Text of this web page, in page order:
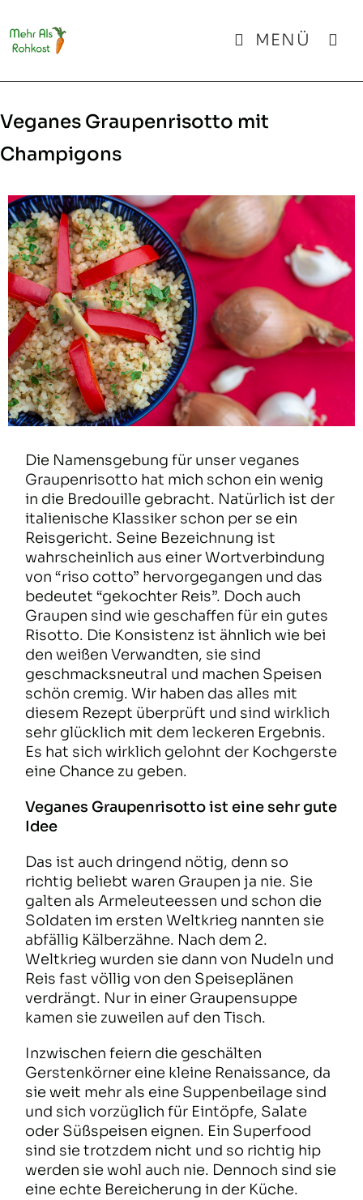
Inhalt
springen
MENÜ
Veganes Graupenrisotto mit
Champigons
Die Namensgebung für unser veganes
Graupenrisotto hat mich schon ein wenig
in die Bredouille gebracht. Natürlich ist der
italienische Klassiker schon per se ein
Reisgericht. Seine Bezeichnung ist
wahrscheinlich aus einer Wortverbindung
von “riso cotto” hervorgegangen und das
bedeutet “gekochter Reis”. Doch auch
Graupen sind wie geschaffen für ein gutes
Risotto. Die Konsistenz ist ähnlich wie bei
den weißen Verwandten, sie sind
geschmacksneutral und machen Speisen
schön cremig. Wir haben das alles mit
diesem Rezept überprüft und sind wirklich
sehr glücklich mit dem leckeren Ergebnis.
Es hat sich wirklich gelohnt der Kochgerste
eine Chance zu geben.
Veganes Graupenrisotto ist eine sehr gute
Idee
Das ist auch dringend nötig, denn so
richtig beliebt waren Graupen ja nie. Sie
galten als Armeleuteessen und schon die
Soldaten im ersten Weltkrieg nannten sie
abfällig Kälberzähne. Nach dem 2.
Weltkrieg wurden sie dann von Nudeln und
Reis fast völlig von den Speiseplänen
verdrängt. Nur in einer Graupensuppe
kamen sie zuweilen auf den Tisch.
Inzwischen feiern die geschälten
Gerstenkörner eine kleine Renaissance, da
sie weit mehr als eine Suppenbeilage sind
und sich vorzüglich für Eintöpfe, Salate
oder Süßspeisen eignen. Ein Superfood
sind sie trotzdem nicht und so richtig hip
werden sie wohl auch nie. Dennoch sind sie
eine echte Bereicherung in der Küche.